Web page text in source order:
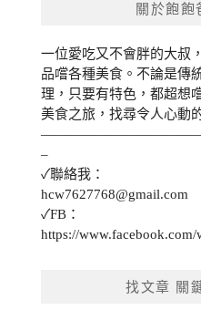
關於飽飽
一位愛吃又不會胖的大叔
品嚐各種美食。不論是傳
理，只要有特色，都超想
美食之旅，找尋令人心動
–
✓聯絡我：
hcw7627768@gmail.com
✓FB：
https://www.facebook.com/
找文章 關